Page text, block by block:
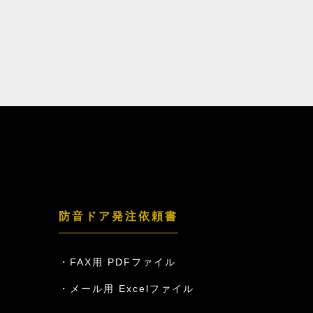
防音ドア発注依頼書
FAX用 PDFファイル
メール用 Excelファイル